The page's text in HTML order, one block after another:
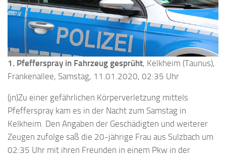
1. Pfefferspray in Fahrzeug gesprüht, Kelkheim (Taunus),
Frankenallee, Samstag, 11.01.2020, 02:35 Uhr
(jn)Zu einer gefährlichen Körperverletzung mittels
Pfefferspray kam es in der Nacht zum Samstag in
Kelkheim. Den Angaben der Geschädigten und weiterer
Zeugen zufolge saß die 20-jährige Frau aus Sulzbach um
02:35 Uhr mit ihren Freunden in einem Pkw in der